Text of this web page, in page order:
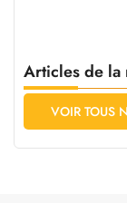
Articles de
VOIR TOUS